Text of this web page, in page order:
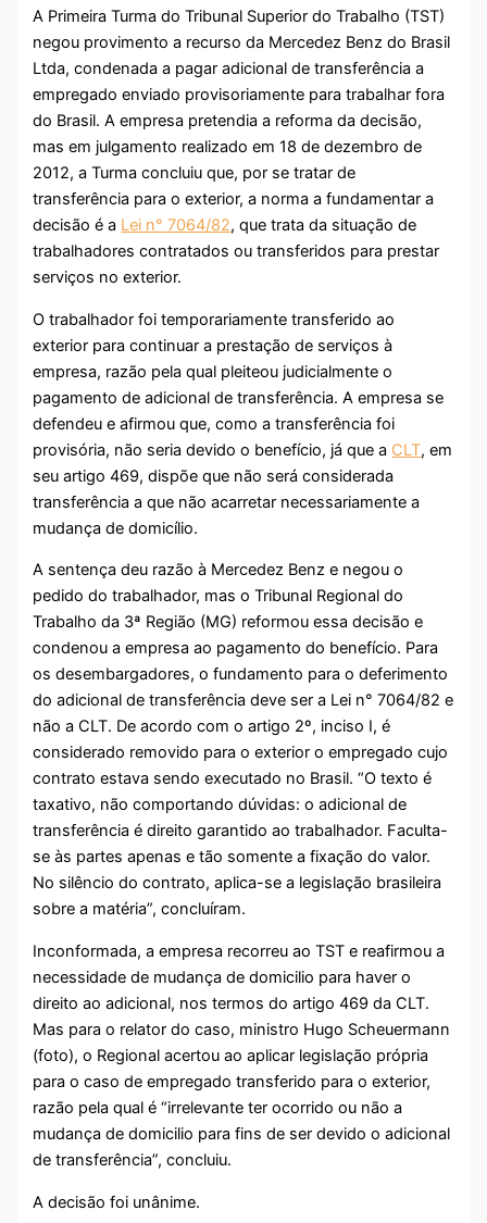
A Primeira Turma do Tribunal Superior do Trabalho (TST)
negou provimento a recurso da Mercedez Benz do Brasil
Ltda, condenada a pagar adicional de transferência a
empregado enviado provisoriamente para trabalhar fora
do Brasil. A empresa pretendia a reforma da decisão,
mas em julgamento realizado em 18 de dezembro de
2012, a Turma concluiu que, por se tratar de
transferência para o exterior, a norma a fundamentar a
decisão é a Lei n° 7064/82, que trata da situação de
trabalhadores contratados ou transferidos para prestar
serviços no exterior.
O trabalhador foi temporariamente transferido ao
exterior para continuar a prestação de serviços à
empresa, razão pela qual pleiteou judicialmente o
pagamento de adicional de transferência. A empresa se
defendeu e afirmou que, como a transferência foi
provisória, não seria devido o benefício, já que a CLT, em
seu artigo 469, dispõe que não será considerada
transferência a que não acarretar necessariamente a
mudança de domicílio.
A sentença deu razão à Mercedez Benz e negou o
pedido do trabalhador, mas o Tribunal Regional do
Trabalho da 3ª Região (MG) reformou essa decisão e
condenou a empresa ao pagamento do benefício. Para
os desembargadores, o fundamento para o deferimento
do adicional de transferência deve ser a Lei n° 7064/82 e
não a CLT. De acordo com o artigo 2º, inciso I, é
considerado removido para o exterior o empregado cujo
contrato estava sendo executado no Brasil. “O texto é
taxativo, não comportando dúvidas: o adicional de
transferência é direito garantido ao trabalhador. Faculta-
se às partes apenas e tão somente a fixação do valor.
No silêncio do contrato, aplica-se a legislação brasileira
sobre a matéria”, concluíram.
Inconformada, a empresa recorreu ao TST e reafirmou a
necessidade de mudança de domicilio para haver o
direito ao adicional, nos termos do artigo 469 da CLT.
Mas para o relator do caso, ministro Hugo Scheuermann
(foto), o Regional acertou ao aplicar legislação própria
para o caso de empregado transferido para o exterior,
razão pela qual é “irrelevante ter ocorrido ou não a
mudança de domicilio para fins de ser devido o adicional
de transferência”, concluiu.
A decisão foi unânime.